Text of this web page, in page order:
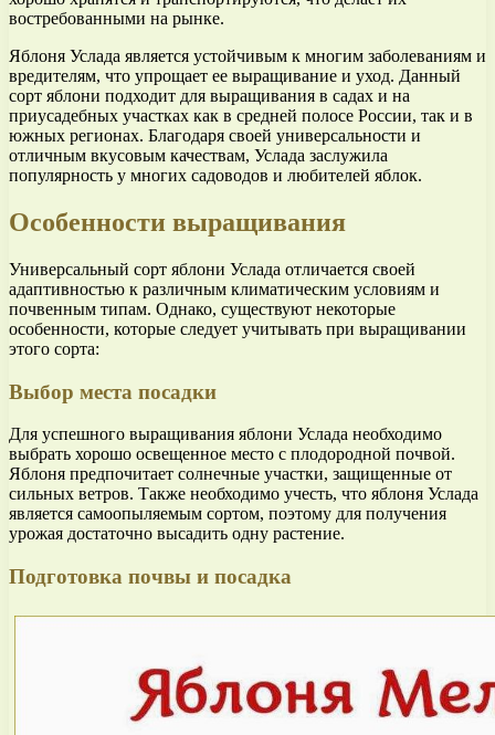
востребованными на рынке.
Яблоня Услада является устойчивым к многим заболеваниям и
вредителям, что упрощает ее выращивание и уход. Данный
сорт яблони подходит для выращивания в садах и на
приусадебных участках как в средней полосе России, так и в
южных регионах. Благодаря своей универсальности и
отличным вкусовым качествам, Услада заслужила
популярность у многих садоводов и любителей яблок.
Особенности выращивания
Универсальный сорт яблони Услада отличается своей
адаптивностью к различным климатическим условиям и
почвенным типам. Однако, существуют некоторые
особенности, которые следует учитывать при выращивании
этого сорта:
Выбор места посадки
Для успешного выращивания яблони Услада необходимо
выбрать хорошо освещенное место с плодородной почвой.
Яблоня предпочитает солнечные участки, защищенные от
сильных ветров. Также необходимо учесть, что яблоня Услада
является самоопыляемым сортом, поэтому для получения
урожая достаточно высадить одну растение.
Подготовка почвы и посадка